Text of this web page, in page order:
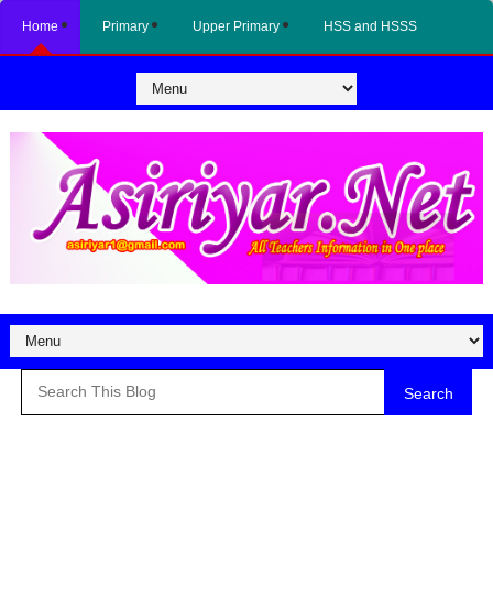
Home Primary Upper Primary HSS and HSSS
Search